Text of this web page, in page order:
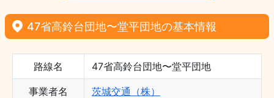
47省高鈴台団地〜堂平団地の基本情報
路線名 47省高鈴台団地〜堂平団地
事業者名 茨城交通（株）